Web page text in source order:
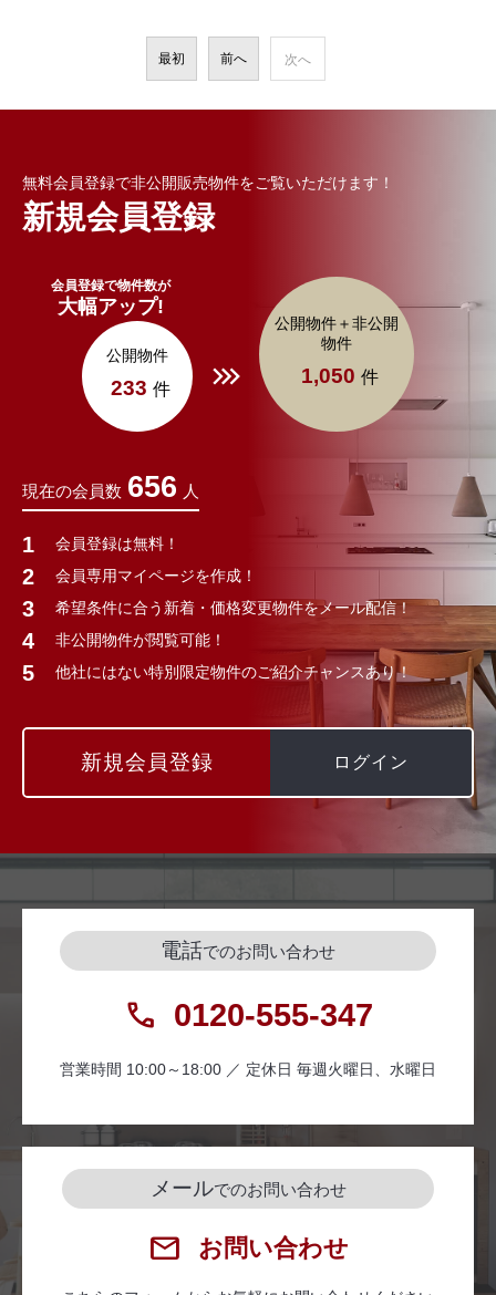
最初 前へ 次へ
無料会員登録で非公開販売物件をご覧いただけます！
新規会員登録
会員登録で物件数が
大幅アップ!
公開物件
233 件
公開物件＋非公開
物件
1,050 件
現在の会員数 656 人
会員登録は無料！
会員専用マイページを作成！
希望条件に合う新着・価格変更物件をメール配信！
非公開物件が閲覧可能！
他社にはない特別限定物件のご紹介チャンスあり！
新規会員登録 ログイン
電話でのお問い合わせ
0120-555-347
営業時間 10:00～18:00 ／ 定休日 毎週火曜日、水曜日
メールでのお問い合わせ
お問い合わせ